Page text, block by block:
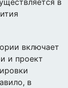
включает
и проект
в